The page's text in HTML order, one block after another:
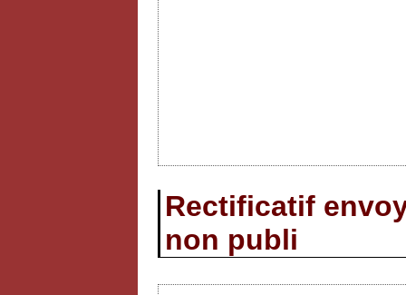
Rectificatif
non publi